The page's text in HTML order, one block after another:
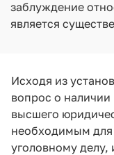
заблуждение
является
Исходя из
вопрос о наличии
высшего
необходимым для
уголовному делу,